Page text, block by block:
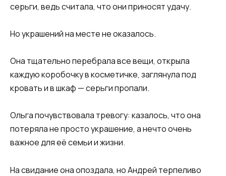
серьги, ведь считала, что они приносят удачу.
Но украшений на месте не оказалось.
Она тщательно перебрала все вещи, открыла
каждую коробочку в косметичке, заглянула под
кровать и в шкаф — серьги пропали.
Ольга почувствовала тревогу: казалось, что она
потеряла не просто украшение, а нечто очень
важное для её семьи и жизни.
На свидание она опоздала, но Андрей терпеливо